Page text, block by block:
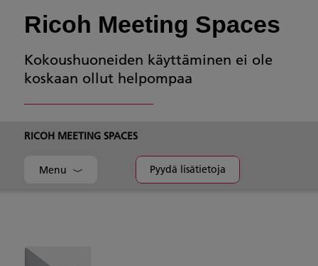
Ricoh Meeting Spaces
Kokoushuoneiden käyttäminen ei ole
koskaan ollut helpompaa
RICOH MEETING SPACES
Menu Pyydä lisätietoja